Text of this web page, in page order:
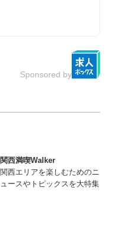
Sponsored by
関西満喫Walker
関西エリアを楽しむためのニ
ュースやトピックスを大特集